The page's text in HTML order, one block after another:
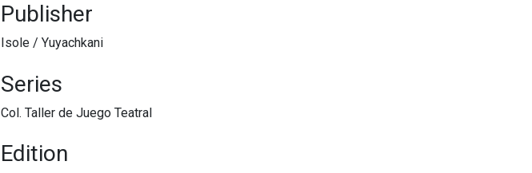
Publisher
Isole / Yuyachkani
Series
Col. Taller de Juego Teatral
Edition